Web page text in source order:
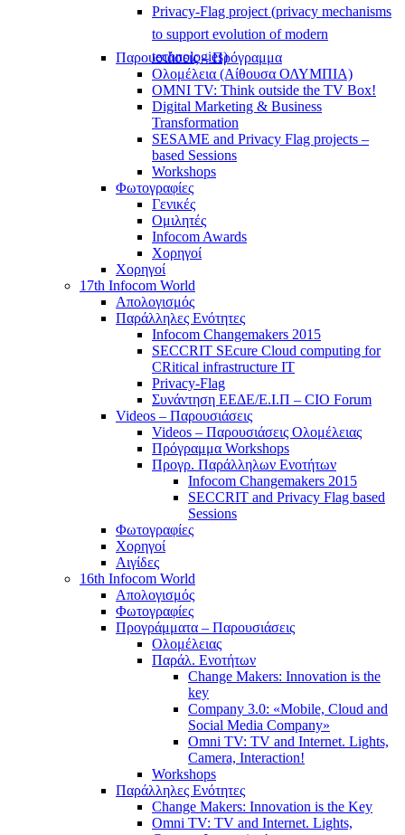
Privacy-Flag project (privacy mechanisms
to support evolution of modern
technologies)
Παρουσιάσεις – Πρόγραμμα
Ολομέλεια (Αίθουσα ΟΛΥΜΠΙΑ)
OMNI TV: Think outside the TV Box!
Digital Marketing & Business
Transformation
SESAME and Privacy Flag projects –
based Sessions
Workshops
Φωτογραφίες
Γενικές
Ομιλητές
Infocom Awards
Χορηγοί
Χορηγοί
17th Infocom World
Απολογισμός
Παράλληλες Ενότητες
Infocom Changemakers 2015
SECCRIT SEcure Cloud computing for
CRitical infrastructure IT
Privacy-Flag
Συνάντηση ΕΕΔΕ/Ε.Ι.Π – CIO Forum
Videos – Παρουσιάσεις
Videos – Παρουσιάσεις Ολομέλειας
Πρόγραμμα Workshops
Προγρ. Παράλληλων Ενοτήτων
Infocom Changemakers 2015
SECCRIT and Privacy Flag based
Sessions
Φωτογραφίες
Χορηγοί
Αιγίδες
16th Infocom World
Απολογισμός
Φωτογραφίες
Προγράμματα – Παρουσιάσεις
Ολομέλειας
Παράλ. Ενοτήτων
Change Makers: Innovation is the
key
Company 3.0: «Mobile, Cloud and
Social Media Company»
Omni TV: TV and Internet. Lights,
Camera, Interaction!
Workshops
Παράλληλες Ενότητες
Change Makers: Innovation is the Key
Omni TV: TV and Internet. Lights,